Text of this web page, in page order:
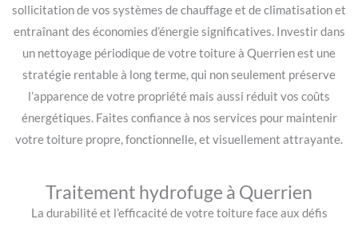
sollicitation de vos systèmes de chauffage et de climatisation et
entraînant des économies d’énergie significatives. Investir dans
un nettoyage périodique de votre toiture à Querrien est une
stratégie rentable à long terme, qui non seulement préserve
l’apparence de votre propriété mais aussi réduit vos coûts
énergétiques. Faites confiance à nos services pour maintenir
votre toiture propre, fonctionnelle, et visuellement attrayante.
Traitement hydrofuge à Querrien
La durabilité et l’efficacité de votre toiture face aux défis